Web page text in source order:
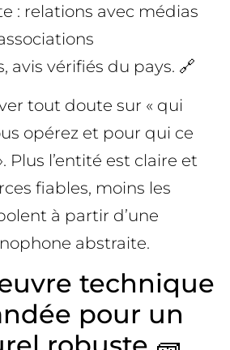
: relations avec médias
avis vérifiés du pays. 🔗
tout doute sur « qui
opérez et pour qui ce
Plus l’entité est claire et
fiables, moins les
à partir d’une
abstraite.
technique
pour un